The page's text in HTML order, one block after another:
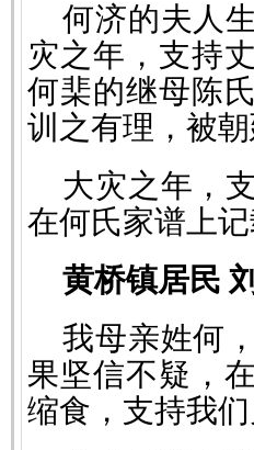
何济的夫人
灾之年，支持
何棐的继母陈
训之有理，被
大灾之年，
在何氏家谱上记
黄桥镇居民
我母亲姓何
果坚信不疑，
缩食，支持我们